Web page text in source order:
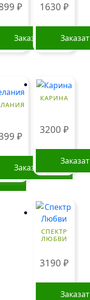
₽
Заказать
1630 ₽
₽
Заказать
КАРИНА
3200 ₽
СПЕКТР
ЛЮБВИ
3190 ₽